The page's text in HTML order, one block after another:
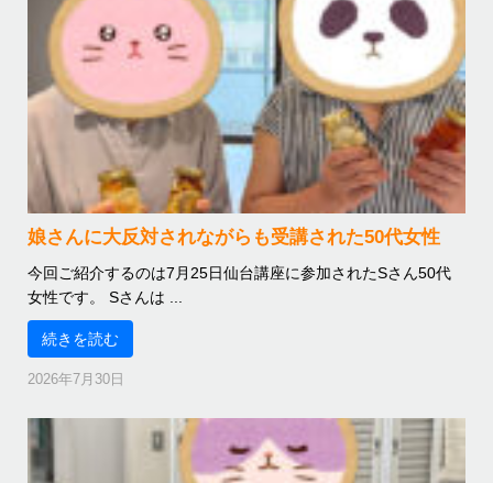
娘さんに大反対されながらも受講された50代女性
今回ご紹介するのは7月25日仙台講座に参加されたSさん50代
女性です。 Sさんは ...
続きを読む
2026年7月30日